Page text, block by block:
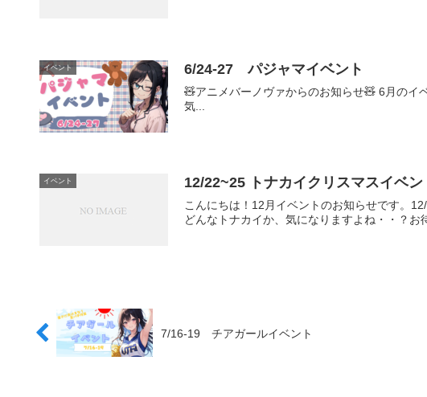
イベント 6/24-27 パジャマイベント
🧸アニメバーノヴァからのお知らせ🧸 6月のイ
気...
イベント 12/22~25 トナカイクリスマスイベン
こんにちは！12月イベントのお知らせです。
どんなトナカイか、気になりますよね・・？
7/16-19 チアガールイベント